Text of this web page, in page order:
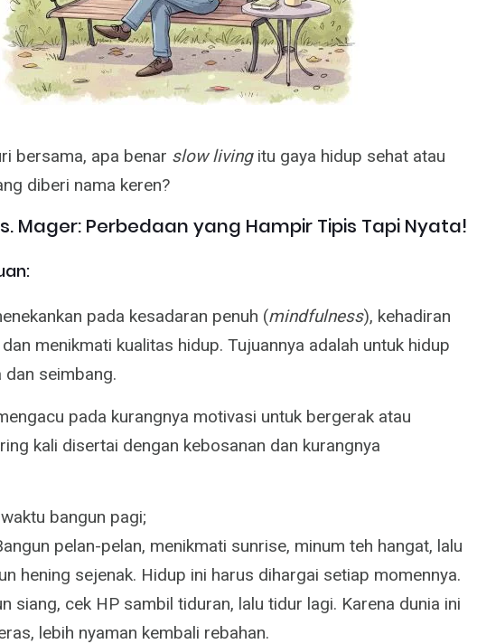
bersama, apa benar slow livingitu gaya hidup sehat atau
diberi nama keren?
Mager: Perbedaan yang Hampir Tipis Tapi Nyata!
pada kesadaran penuh (mindfulness), kehadiran
menikmati kualitas hidup. Tujuannya adalah untuk hidup
dan seimbang.
pada kurangnya motivasi untuk bergerak atau
kali disertai dengan kebosanan dan kurangnya
bangun pagi;
pelan-pelan, menikmati sunrise, minum teh hangat, lalu
hening sejenak. Hidup ini harus dihargai setiap momennya.
siang, cek HP sambil tiduran, lalu tidur lagi. Karena dunia ini
lebih nyaman kembali rebahan.